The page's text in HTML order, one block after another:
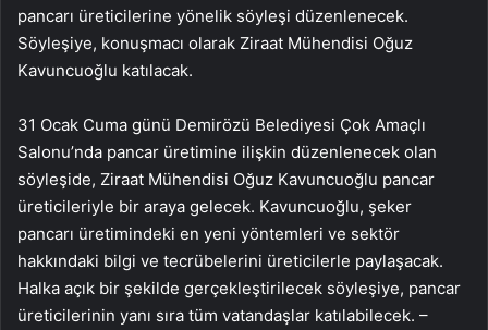
pancarı üreticilerine yönelik söyleşi düzenlenecek.
Söyleşiye, konuşmacı olarak Ziraat Mühendisi Oğuz
Kavuncuoğlu katılacak.
31 Ocak Cuma günü Demirözü Belediyesi Çok Amaçlı
Salonu’nda pancar üretimine ilişkin düzenlenecek olan
söyleşide, Ziraat Mühendisi Oğuz Kavuncuoğlu pancar
üreticileriyle bir araya gelecek. Kavuncuoğlu, şeker
pancarı üretimindeki en yeni yöntemleri ve sektör
hakkındaki bilgi ve tecrübelerini üreticilerle paylaşacak.
Halka açık bir şekilde gerçekleştirilecek söyleşiye, pancar
üreticilerinin yanı sıra tüm vatandaşlar katılabilecek. –